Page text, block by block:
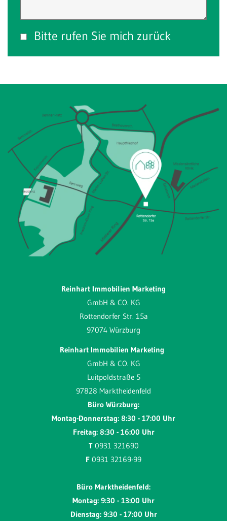
Bitte rufen Sie mich zurück
Reinhart Immobilien Marketing
GmbH & CO. KG
Rottendorfer Str. 15a
97074 Würzburg
Reinhart Immobilien Marketing
GmbH & CO. KG
Luitpoldstraße 5
97828 Marktheidenfeld
Büro Würzburg:
Montag-Donnerstag: 8:30 - 17:00 Uhr
Freitag: 8:30 - 16:00 Uhr
T 0931 321690
F 0931 32169-99
Büro Marktheidenfeld:
Montag: 9:30 - 13:00 Uhr
Dienstag: 9:30 - 17:00 Uhr